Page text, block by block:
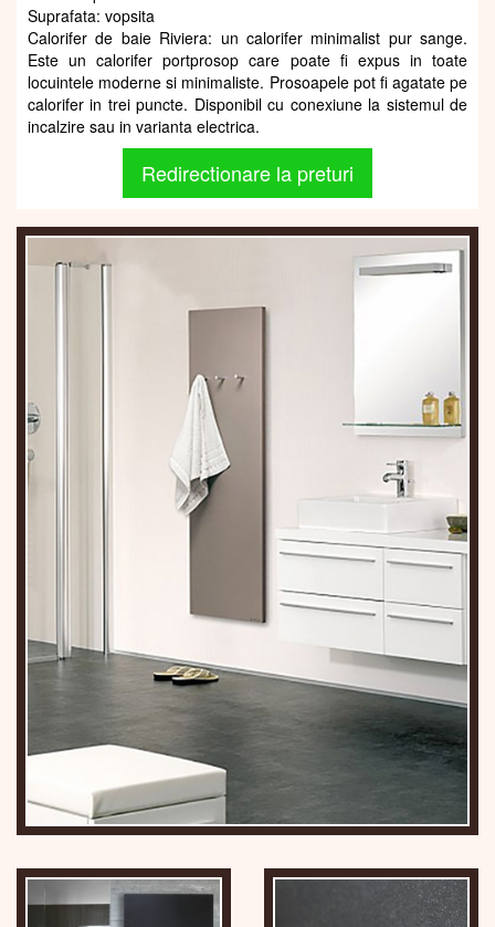
Suprafata: vopsita
Calorifer de baie Riviera: un calorifer minimalist pur sange.
Este un calorifer portprosop care poate fi expus in toate
locuintele moderne si minimaliste. Prosoapele pot fi agatate pe
calorifer in trei puncte. Disponibil cu conexiune la sistemul de
incalzire sau in varianta electrica.
Redirectionare la preturi